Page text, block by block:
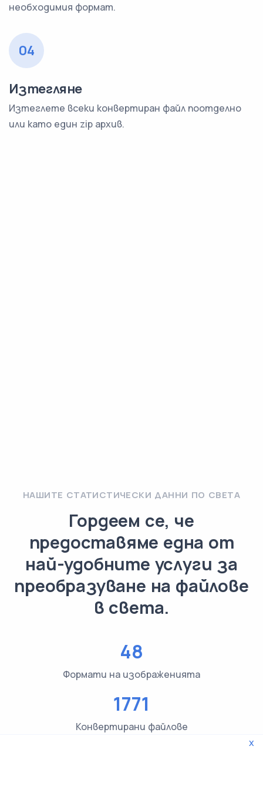
необходимия формат.
04
Изтегляне
Изтеглете всеки конвертиран файл поотделно
или като един zip архив.
НАШИТЕ СТАТИСТИЧЕСКИ ДАННИ ПО СВЕТА
Гордеем се, че
предоставяме една от
най-удобните услуги за
преобразуване на файлове
в света.
48
Формати на изображенията
1771
Конвертирани файлове
x